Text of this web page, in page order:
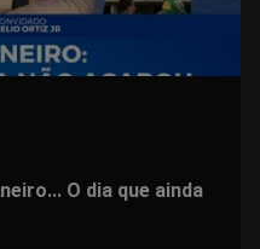
O dia que ainda